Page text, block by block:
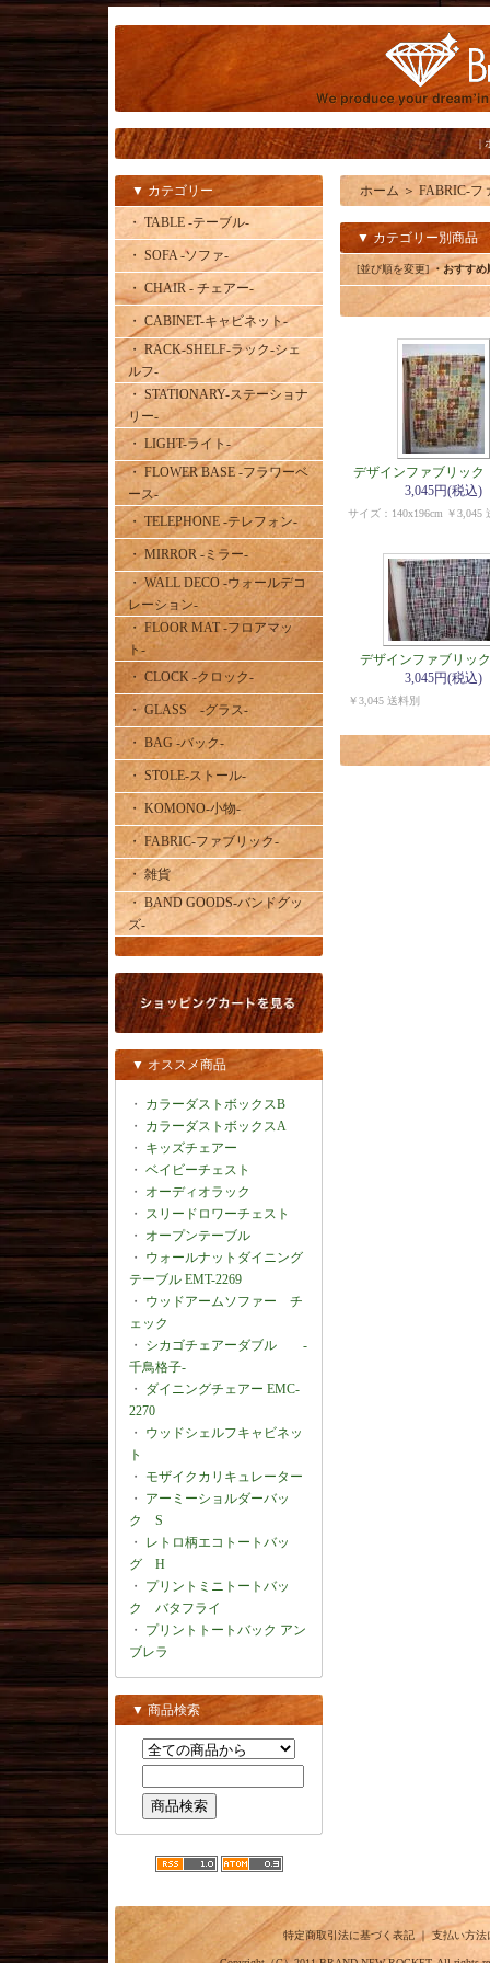
|
▼ カテゴリー
・ TABLE -テーブル-
・ SOFA -ソファ-
・ CHAIR - チェアー-
・ CABINET-キャビネット-
・ RACK-SHELF-ラック-シェ
ルフ-
・ STATIONARY-ステーショナ
リー-
・ LIGHT-ライト-
・ FLOWER BASE -フラワーベ
ース-
・ TELEPHONE -テレフォン-
・ MIRROR -ミラー-
・ WALL DECO -ウォールデコ
レーション-
・ FLOOR MAT -フロアマッ
ト-
・ CLOCK -クロック-
・ GLASS -グラス-
・ BAG -バック-
・ STOLE-ストール-
・ KOMONO-小物-
・ FABRIC-ファブリック-
・ 雑貨
・ BAND GOODS-バンドグッ
ズ-
▼ オススメ商品
・ カラーダストボックスB
・ カラーダストボックスA
・ キッズチェアー
・ ベイビーチェスト
・ オーディオラック
・ スリードロワーチェスト
・ オープンテーブル
・ ウォールナットダイニング
テーブル EMT-2269
・ ウッドアームソファー チ
ェック
・ シカゴチェアーダブル -
千鳥格子-
・ ダイニングチェアー EMC-
2270
・ ウッドシェルフキャビネッ
ト
・ モザイクカリキュレーター
・ アーミーショルダーバッ
ク S
・ レトロ柄エコトートバッ
グ H
・ プリントミニトートバッ
ク バタフライ
・ プリントトートバック アン
ブレラ
▼ 商品検索
ホーム ＞ FABRIC-フ
▼ カテゴリー別商品
[並び順を変更]・おすすめ
デザインファブリッ
3,045円(税込)
サイズ：140x196cm ￥3,045
デザインファブリッ
3,045円(税込)
￥3,045 送料別
特定商取引法に基づく表記｜支払い方法